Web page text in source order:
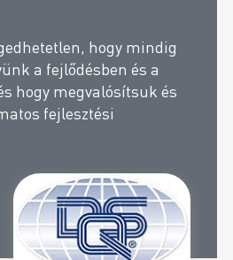
hogy mindig
a fejlődésben és a
hogy megvalósítsuk és
fejlesztési